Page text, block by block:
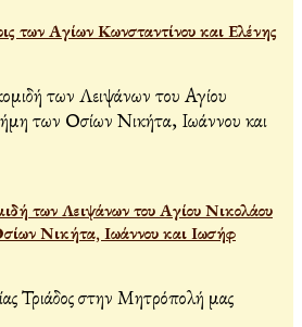
των Αγίων Κωνσταντίνου και Ελένης
των Λειψάνων του Αγίου Νικολάου
Νικήτα, Ιωάννου και Ιωσήφ